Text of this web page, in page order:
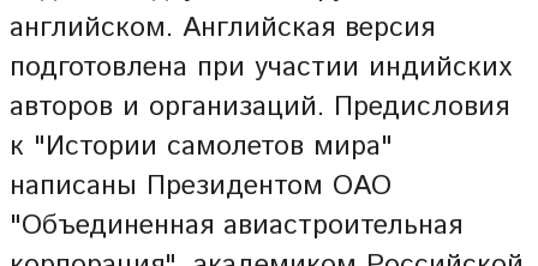
английском. Английская версия
подготовлена при участии индийских
авторов и организаций. Предисловия
к "Истории самолетов мира"
написаны Президентом ОАО
"Объединенная авиастроительная